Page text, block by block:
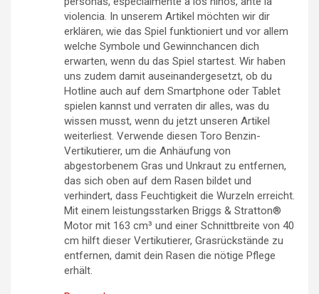
violencia. In unserem Artikel möchten wir dir
erklären, wie das Spiel funktioniert und vor allem
welche Symbole und Gewinnchancen dich
erwarten, wenn du das Spiel startest. Wir haben
uns zudem damit auseinandergesetzt, ob du
Hotline auch auf dem Smartphone oder Tablet
spielen kannst und verraten dir alles, was du
wissen musst, wenn du jetzt unseren Artikel
weiterliest. Verwende diesen Toro Benzin-
Vertikutierer, um die Anhäufung von
abgestorbenem Gras und Unkraut zu entfernen,
das sich oben auf dem Rasen bildet und
verhindert, dass Feuchtigkeit die Wurzeln erreicht.
Mit einem leistungsstarken Briggs & Stratton®
Motor mit 163 cm³ und einer Schnittbreite von 40
cm hilft dieser Vertikutierer, Grasrückstände zu
entfernen, damit dein Rasen die nötige Pflege
erhält.